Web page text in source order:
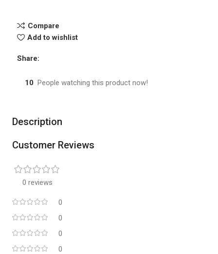
Compare
Add to wishlist
Share:
10 People watching this product now!
Description
Customer Reviews
0 reviews
0
0
0
0